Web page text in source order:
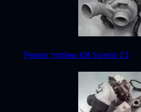
Ремонт турбины KIA Sorento 2.5